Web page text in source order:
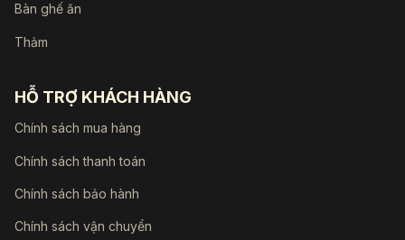
Bàn ghế ăn
Thảm
HỖ TRỢ KHÁCH HÀNG
Chính sách mua hàng
Chính sách thanh toán
Chính sách bảo hành
Chính sách vận chuyển